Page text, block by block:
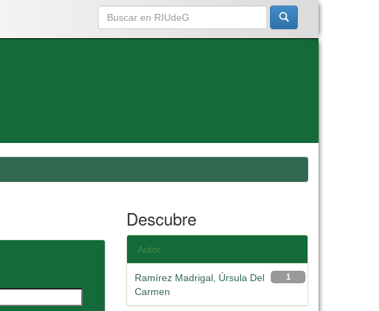
Descubre
Autor
1
Ramírez Madrigal, Úrsula Del
Carmen